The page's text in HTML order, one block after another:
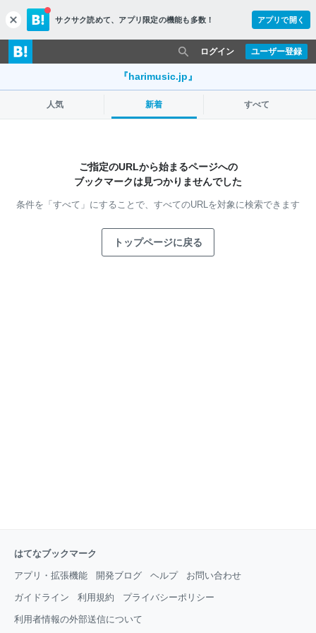
c
l
o
s
サクサク読めて、 アプリ限定の機能も多数！ アプリで開く
ユーザー登録
ログイン
『harimusic.jp』
人気 新着 すべて
ご指定のURLから始まるページへの
ブックマークは見つかりませんでした
条件を「すべて」にすることで、 すべてのURLを対象に検索できます
トップページに戻る
はてなブックマーク
アプリ・拡張機能 開発ブログ ヘルプ お問い合わせ
ガイドライン 利用規約 プライバシーポリシー
利用者情報の外部送信について